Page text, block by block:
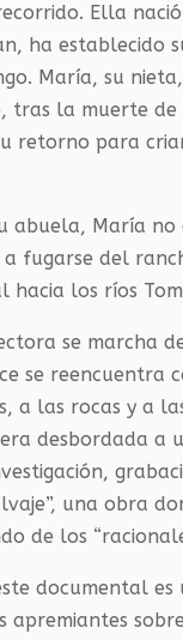
Ella
ha establecido
María, su
tras la muerte
retorno para
abuela, María
fugarse del
los ríos
se marcha
se
a las rocas y a
desbordada a
una obra
de los
documental
apremiantes